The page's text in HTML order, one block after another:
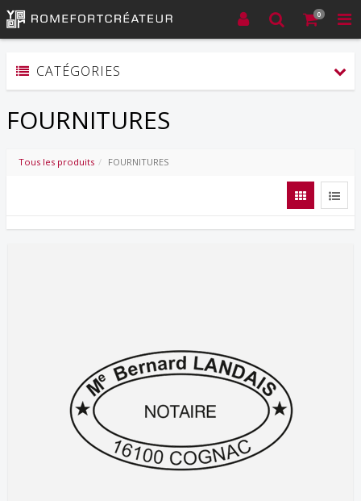
0
CATÉGORIES
FOURNITURES
Tous les produits FOURNITURES